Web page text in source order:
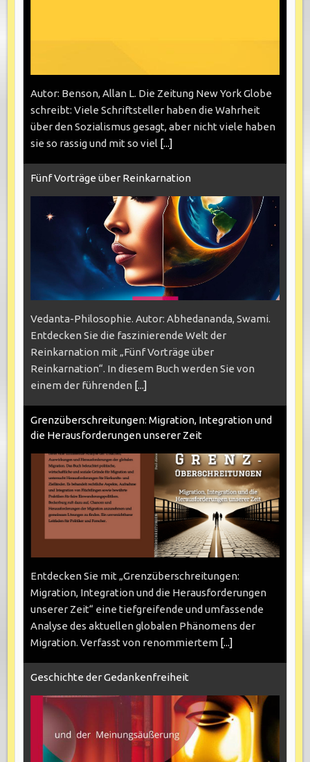
Autor: Benson, Allan L. Die Zeitung New York Globe
schreibt: Viele Schriftsteller haben die Wahrheit
über den Sozialismus gesagt, aber nicht viele haben
sie so rassig und mit so viel [...]
Fünf Vorträge über Reinkarnation
Vedanta-Philosophie. Autor: Abhedananda, Swami.
Entdecken Sie die faszinierende Welt der
Reinkarnation mit „Fünf Vorträge über
Reinkarnation“. In diesem Buch werden Sie von
einem der führenden [...]
Grenzüberschreitungen: Migration, Integration und
die Herausforderungen unserer Zeit
Entdecken Sie mit „Grenzüberschreitungen:
Migration, Integration und die Herausforderungen
unserer Zeit“ eine tiefgreifende und umfassende
Analyse des aktuellen globalen Phänomens der
Migration. Verfasst von renommiertem [...]
Geschichte der Gedankenfreiheit